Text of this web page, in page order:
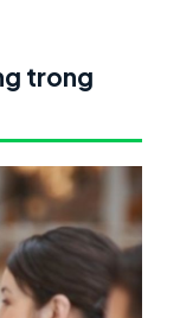
trong